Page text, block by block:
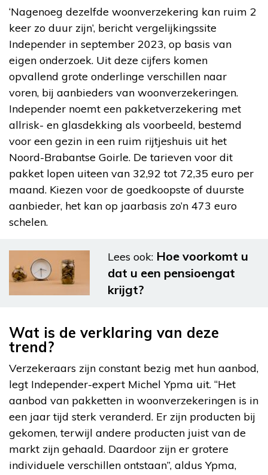
‘Nagenoeg dezelfde woonverzekering kan ruim 2
keer zo duur zijn’, bericht vergelijkingssite
Independer in september 2023, op basis van
eigen onderzoek. Uit deze cijfers komen
opvallend grote onderlinge verschillen naar
voren, bij aanbieders van woonverzekeringen.
Independer noemt een pakketverzekering met
allrisk- en glasdekking als voorbeeld, bestemd
voor een gezin in een ruim rijtjeshuis uit het
Noord-Brabantse Goirle. De tarieven voor dit
pakket lopen uiteen van 32,92 tot 72,35 euro per
maand. Kiezen voor de goedkoopste of duurste
aanbieder, het kan op jaarbasis zo’n 473 euro
schelen.
Lees ook: Hoe voorkomt u
dat u een pensioengat
krijgt?
Wat is de verklaring van deze
trend?
Verzekeraars zijn constant bezig met hun aanbod,
legt Independer-expert Michel Ypma uit. “Het
aanbod van pakketten in woonverzekeringen is in
een jaar tijd sterk veranderd. Er zijn producten bij
gekomen, terwijl andere producten juist van de
markt zijn gehaald. Daardoor zijn er grotere
individuele verschillen ontstaan”, aldus Ypma,